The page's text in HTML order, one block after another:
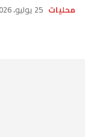
محليات 25 يوليو، 2026